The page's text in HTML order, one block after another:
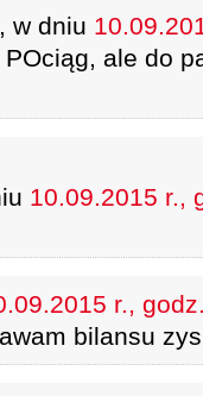
, w dniu
ale do
10.09.2015 r.,
r.,
bilansu